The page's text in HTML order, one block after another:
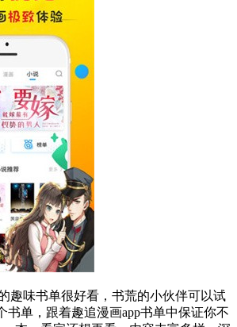
趣味书单很好看，书荒的小伙伴可以试
书单，跟着趣追漫画app书单中保证你不